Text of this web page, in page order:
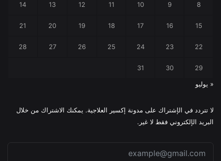
8
9
10
11
12
13
14
15
16
17
18
19
20
21
22
23
24
25
26
27
28
29
30
31
« يوليو
لا تتردد في الإشتراك على مدونة إكسير العلاجية. يمكنك الاشتراك من خلال
البريد الإلكتروني فقط لا غير.